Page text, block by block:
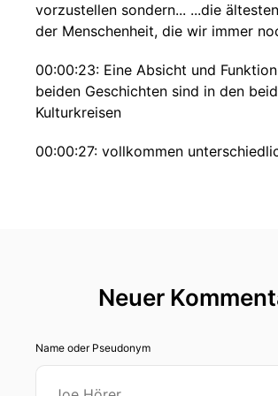
vorzustellen sondern... ...die
der Menschenheit, die wir immer
00:00:23: Eine Absicht und
beiden Geschichten sind in den
Kulturkreisen
00:00:27: vollkommen
00:00:36: in beiden Fällen.
sagen können, dass dieses
00:00:43: Sieg über den
Neuer
Name oder Pseudonym